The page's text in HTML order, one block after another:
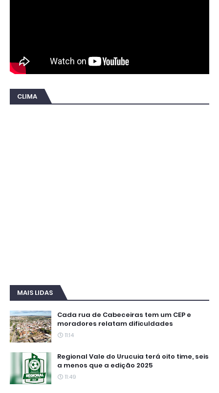
CLIMA
MAIS LIDAS
Cada rua de Cabeceiras tem um CEP e
moradores relatam dificuldades
11:14
Regional Vale do Urucuia terá oito time, seis
a menos que a edição 2025
11:49